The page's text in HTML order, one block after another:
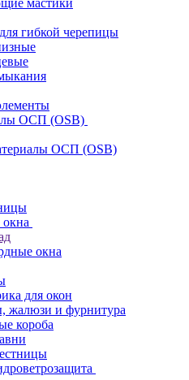
мастики
гибкой черепицы
ОСП (OSB)
ОСП (OSB)
окна
для окон
жалюзи и фурнитура
короба